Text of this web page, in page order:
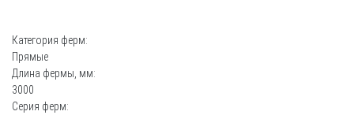
Категория ферм:
Прямые
Длина фермы, мм:
3000
Серия ферм: